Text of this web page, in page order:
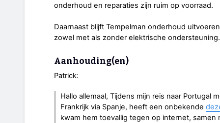
onderhoud en reparaties zijn ruim op voorraad.
Daarnaast blijft Tempelman onderhoud
zowel met als zonder elektrische ondersteuning.
Aanhouding(en)
Patrick:
Hallo allemaal, Tijdens mijn reis naar Portugal
Frankrijk via Spanje, heeft een onbekende
kwam hem toevallig tegen op internet,